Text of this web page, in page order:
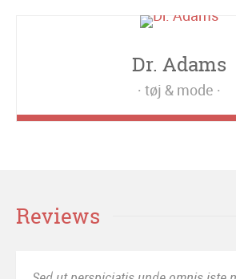
Dr. Adams
tøj & mode
Reviews